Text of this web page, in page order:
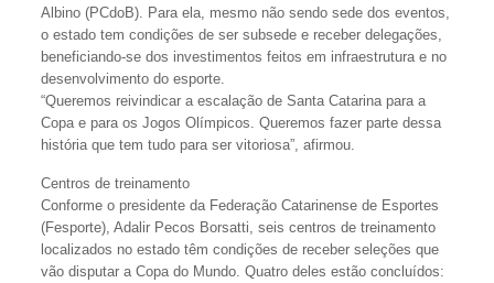
Albino (PCdoB). Para ela, mesmo não sendo sede dos eventos,
o estado tem condições de ser subsede e receber delegações,
beneficiando-se dos investimentos feitos em infraestrutura e no
desenvolvimento do esporte.
“Queremos reivindicar a escalação de Santa Catarina para a
Copa e para os Jogos Olímpicos. Queremos fazer parte dessa
história que tem tudo para ser vitoriosa”, afirmou.
Centros de treinamento
Conforme o presidente da Federação Catarinense de Esportes
(Fesporte), Adalir Pecos Borsatti, seis centros de treinamento
localizados no estado têm condições de receber seleções que
vão disputar a Copa do Mundo. Quatro deles estão concluídos: